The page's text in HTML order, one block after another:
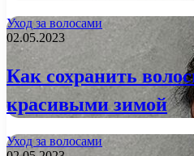
Уход за волосами
02.05.2023
Как сохранить
красивыми зимой
Уход за волосами